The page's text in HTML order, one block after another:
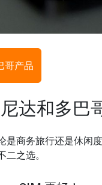
哥产品
达和多巴
是商务旅行还是休闲
之选。